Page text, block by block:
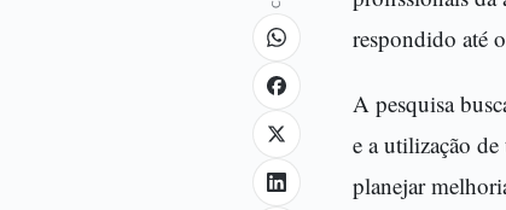
respondido até
A pesquisa
e a utilização
planejar